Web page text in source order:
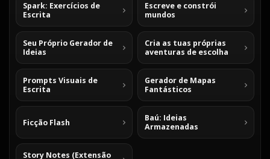
Spark: Exercícios de
Escrita
Escreve e constrói
mundos
Seu Próprio Gerador de
Ideias
Cria as tuas próprias
aventuras de escolha
Prompts Visuais de
Escrita
Gerador de Mapas
Fantásticos
Ficção Flash
Baú: Ideias
Armazenadas
Story Notes (Extensão